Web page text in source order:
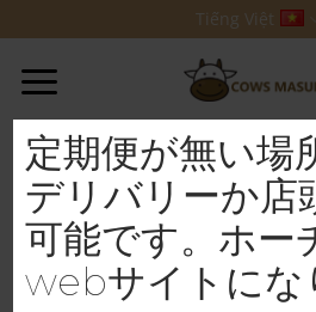
qua
nội
dung
Tiếng Việt
定期便が無い場
デリバリーか店
可能です。ホー
webサイトにな